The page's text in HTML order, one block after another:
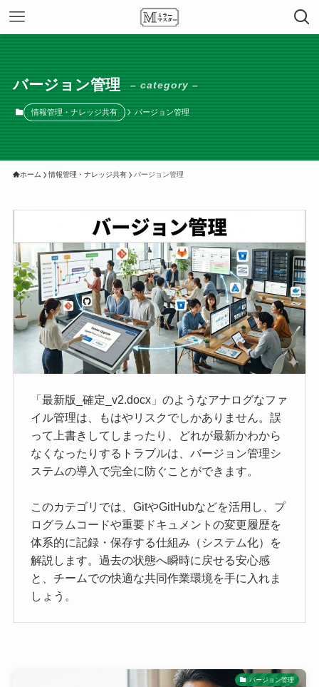
バージョン管理 – category –
情報管理・ナレッジ共有 バージョン管理
ホーム 情報管理・ナレッジ共有 バージョン管理
「最新版_確定_v2.docx」のようなアナログなファ
イル管理は、もはやリスクでしかありません。誤
って上書きしてしまったり、どれが最新かわから
なくなったりするトラブルは、バージョン管理シ
ステムの導入で完全に防ぐことができます。
このカテゴリでは、GitやGitHubなどを活用し、プ
ログラムコードや重要ドキュメントの変更履歴を
体系的に記録・保存する仕組み（システム化）を
解説します。過去の状態へ瞬時に戻せる安心感
と、チームでの快適な共同作業環境を手に入れま
しょう。
バージョン管理